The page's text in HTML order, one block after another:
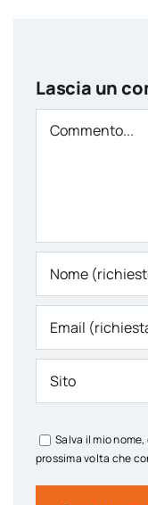
Lascia un
Comment
Salva il mio
prossima volta che